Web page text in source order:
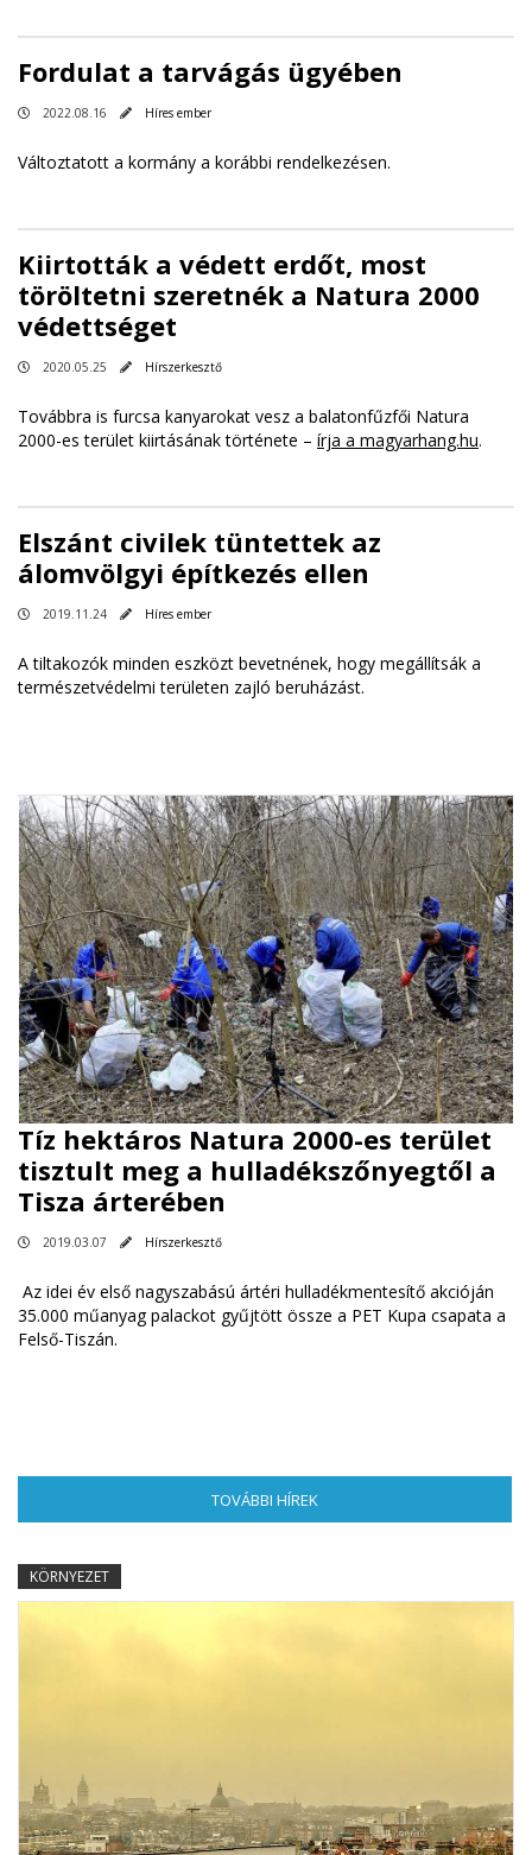
Fordulat a tarvágás ügyében
2022.08.16 Híres ember
Változtatott a kormány a korábbi rendelkezésen.
Kiirtották a védett erdőt, most
töröltetni szeretnék a Natura 2000
védettséget
2020.05.25 Hírszerkesztő
Továbbra is furcsa kanyarokat vesz a balatonfűzfői Natura
2000-es terület kiirtásának története – írja a magyarhang.hu.
Elszánt civilek tüntettek az
álomvölgyi építkezés ellen
2019.11.24 Híres ember
A tiltakozók minden eszközt bevetnének, hogy megállítsák a
természetvédelmi területen zajló beruházást.
Tíz hektáros Natura 2000-es terület
tisztult meg a hulladékszőnyegtől a
Tisza árterében
2019.03.07 Hírszerkesztő
Az idei év első nagyszabású ártéri hulladékmentesítő akcióján
35.000 műanyag palackot gyűjtött össze a PET Kupa csapata a
Felső-Tiszán.
TOVÁBBI HÍREK
KÖRNYEZET